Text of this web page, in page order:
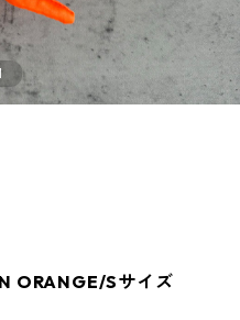
ORANGE/Sサイズ